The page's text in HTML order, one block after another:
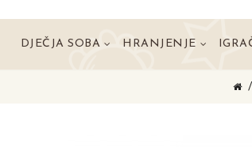
DJEČJA SOBA HRANJENJE